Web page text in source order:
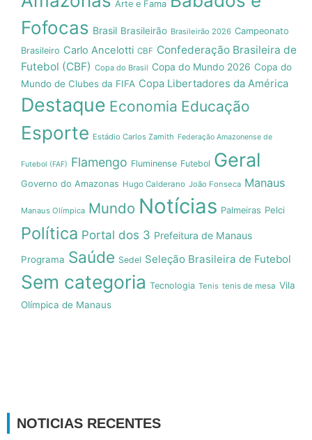
Arte e Fama
Fofocas Brasil Brasileirão Brasileirão 2026 Campeonato
Brasileiro Carlo Ancelotti CBF Confederação Brasileira de
Futebol (CBF) Copa do Brasil Copa do Mundo 2026 Copa do
Mundo de Clubes da FIFA Copa Libertadores da América
Destaque Economia Educação
Esporte Estádio Carlos Zamith Federação Amazonense de
Futebol (FAF) Flamengo Fluminense Futebol Geral
Governo do Amazonas Hugo Calderano João Fonseca Manaus
Manaus Olímpica Mundo Notícias Palmeiras Pelci
Política Portal dos 3 Prefeitura de Manaus
Programa Saúde Sedel Seleção Brasileira de Futebol
Sem categoria Tecnologia Tenis tenis de mesa Vila
Olímpica de Manaus
NOTICIAS RECENTES